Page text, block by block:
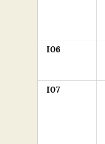
I06
I07